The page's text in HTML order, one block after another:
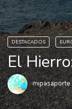
DESTACADOS
El
mipasaporte